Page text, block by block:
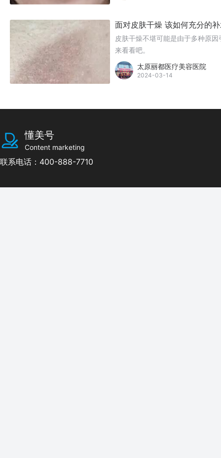
面对皮肤干燥 该如何充分的
皮肤干燥不堪可能是由于多种原
来看看吧。
太原丽都医疗美容医院
2024-03-14
懂美号
Content marketing
联系电话：400-888-7710